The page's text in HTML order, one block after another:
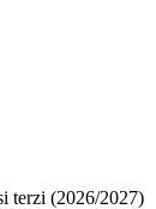
terzi (2026/2027)